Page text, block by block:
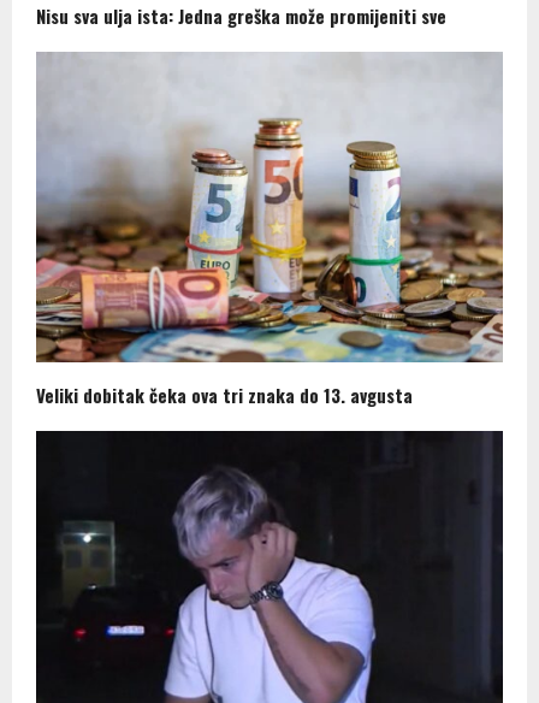
Nisu sva ulja ista: Jedna greška može promijeniti sve
Veliki dobitak čeka ova tri znaka do 13. avgusta